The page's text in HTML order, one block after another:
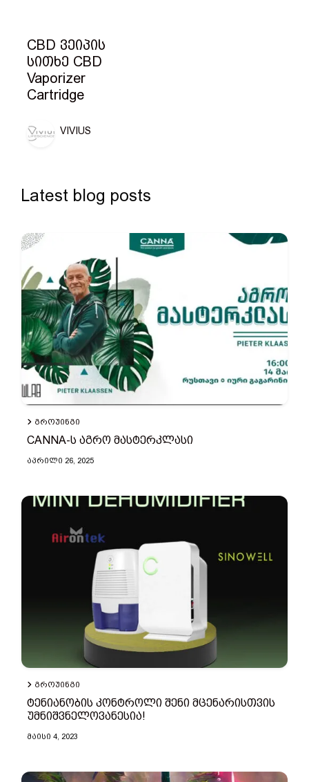
CBD ვეიპის
სითხე CBD
Vaporizer
Cartridge
VIVIUS
Latest blog posts
ᲒᲠᲝᲣᲘᲜᲒᲘ
CANNA-ს აგრო მასტერკლასი
ᲐᲞᲠᲘᲚᲘ 26, 2025
ᲒᲠᲝᲣᲘᲜᲒᲘ
ტენიანობის კონტროლი შენი მცენარისთვის
უმნიშვნელოვანესია!
ᲛᲐᲘᲡᲘ 4, 2023